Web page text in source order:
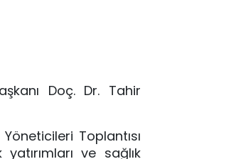
Doç. Dr. Tahir
Yöneticileri Toplantısı
ve sağlık